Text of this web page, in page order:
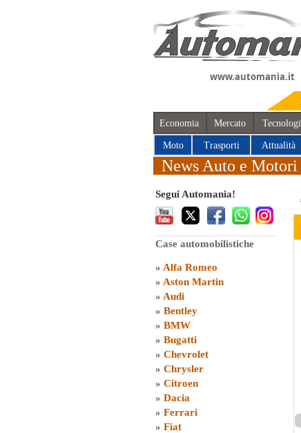
www.automania.it
Economia Mercato
Moto Trasporti Attualità
News Auto e Motori
Segui Automania!
Case automobilistiche
» Alfa Romeo
» Aston Martin
» Audi
» Bentley
» BMW
» Bugatti
» Chevrolet
» Chrysler
» Citroen
» Dacia
» Ferrari
» Fiat